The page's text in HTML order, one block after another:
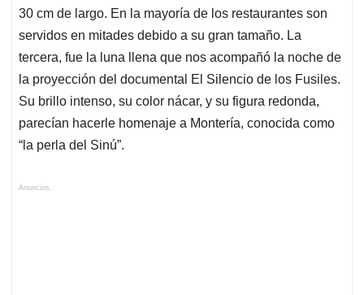
30 cm de largo. En la mayoría de los restaurantes son
servidos en mitades debido a su gran tamaño. La
tercera, fue la luna llena que nos acompañó la noche de
la proyección del documental El Silencio de los Fusiles.
Su brillo intenso, su color nácar, y su figura redonda,
parecían hacerle homenaje a Montería, conocida como
“la perla del Sinú”.
Anuncios.